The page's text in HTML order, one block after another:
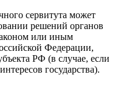
сервитута может
решений органов
или иным
Федерации,
РФ (в случае, если
государства).